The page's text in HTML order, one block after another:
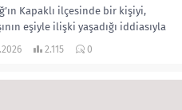
Kapaklı ilçesinde bir kişiyi,
eşiyle ilişki yaşadığı iddiasıyla
alana götürerek zorla kadın
2.115 0